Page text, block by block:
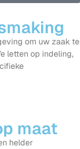
om uw zaak te
letten op indeling,
maat
helder